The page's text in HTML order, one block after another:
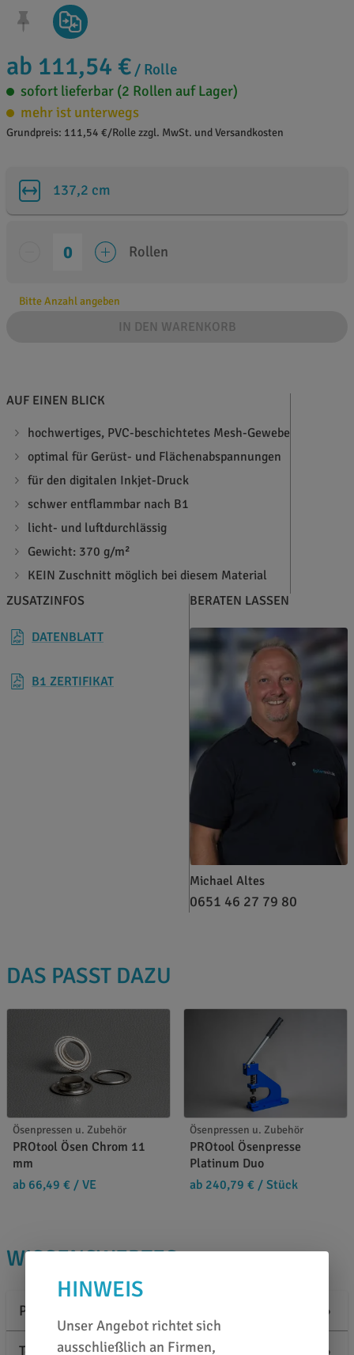
ab 111,54 € / Rolle
sofort lieferbar (2 Rollen auf Lager)
mehr ist unterwegs
Grundpreis: 111,54 €/Rolle zzgl. MwSt. und Versandkosten
137,2 cm
Rollen
Bitte Anzahl angeben
IN DEN WARENKORB
AUF EINEN BLICK
hochwertiges, PVC-beschichtetes Mesh-Gewebe
optimal für Gerüst- und Flächenabspannungen
für den digitalen Inkjet-Druck
schwer entflammbar nach B1
licht- und luftdurchlässig
Gewicht: 370 g/m²
KEIN Zuschnitt möglich bei diesem Material
ZUSATZINFOS
DATENBLATT
B1 ZERTIFIKAT
BERATEN LASSEN
Michael Altes
0651 46 27 79 80
DAS PASST DAZU
Ösenpressen u. Zubehör
PROtool Ösen Chrom 11
mm
ab 66,49 € / VE
Ösenpressen u. Zubehör
PROtool Ösenpresse
Platinum Duo
ab 240,79 € / Stück
WISSENSWERTES
Produktbeschreibung
Technische Informationen
HINWEIS
Unser Angebot richtet sich
ausschließlich an Firmen,